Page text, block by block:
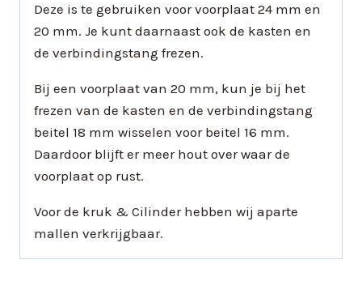
Deze is te gebruiken voor voorplaat 24 mm en
20 mm. Je kunt daarnaast ook de kasten en
de verbindingstang frezen.
Bij een voorplaat van 20 mm, kun je bij het
frezen van de kasten en de verbindingstang
beitel 18 mm wisselen voor beitel 16 mm.
Daardoor blijft er meer hout over waar de
voorplaat op rust.
Voor de kruk & Cilinder hebben wij aparte
mallen verkrijgbaar.